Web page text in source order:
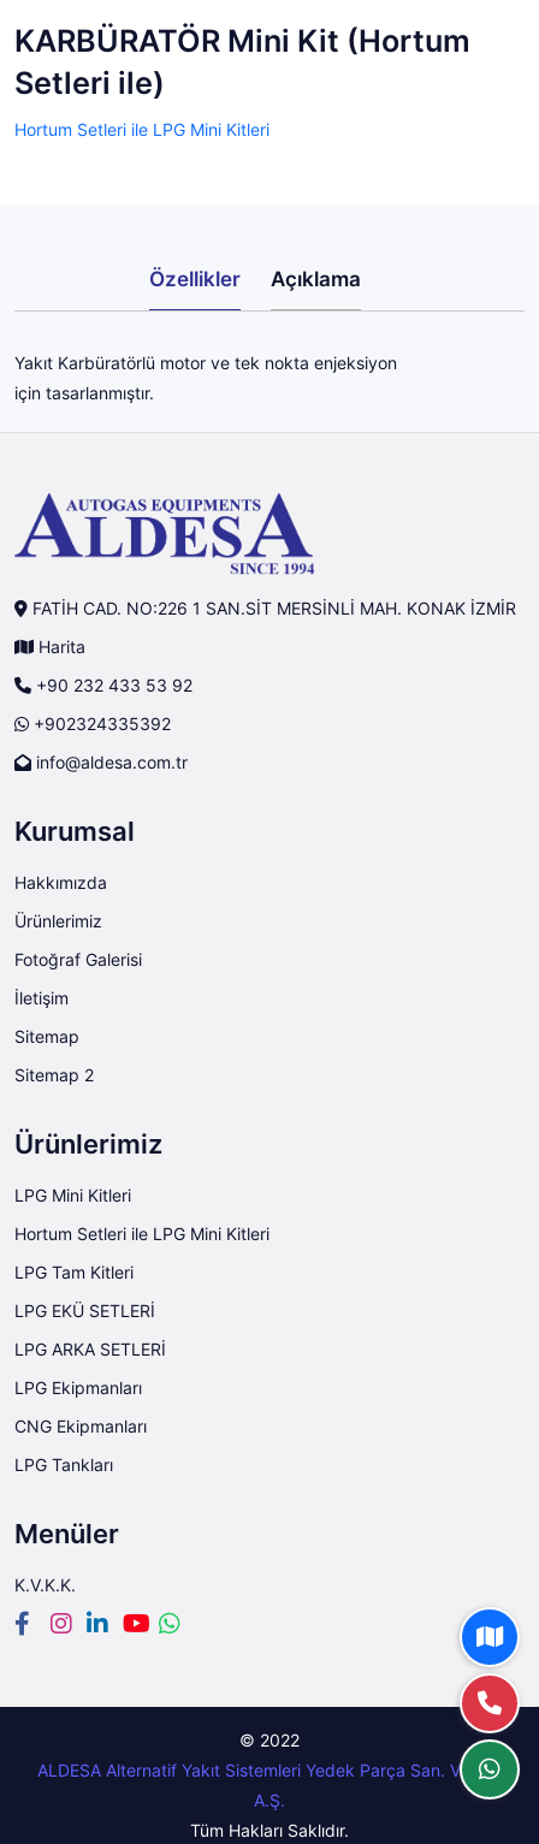
KARBÜRATÖR Mini Kit (Hortum
Setleri ile)
Hortum Setleri ile LPG Mini Kitleri
Özellikler Açıklama
Yakıt Karbüratörlü motor ve tek nokta enjeksiyon
için tasarlanmıştır.
FATİH CAD. NO:226 1 SAN.SİT MERSİNLİ MAH. KONAK İZMİR
Harita
+90 232 433 53 92
+902324335392
info@aldesa.com.tr
Kurumsal
Hakkımızda
Ürünlerimiz
Fotoğraf Galerisi
İletişim
Sitemap
Sitemap 2
Ürünlerimiz
LPG Mini Kitleri
Hortum Setleri ile LPG Mini Kitleri
LPG Tam Kitleri
LPG EKÜ SETLERİ
LPG ARKA SETLERİ
LPG Ekipmanları
CNG Ekipmanları
LPG Tankları
Menüler
K.V.K.K.
© 2022
ALDESA Alternatif Yakıt Sistemleri Yedek Parça San. Ve Tic.
A.Ş.
Tüm Hakları Saklıdır.